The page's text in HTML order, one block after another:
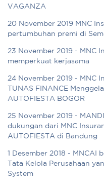
VAGANZA
20 November 2019 MNC
pertumbuhan premi di
23 November 2019 - MNC
memperkuat kerjasama
24 November 2019 - MNC
TUNAS FINANCE
AUTOFIESTA BOGOR
25 November 2019 -
dukungan dari MNC
AUTOFIESTA di Bandung
1 Desember 2018 - MNCAI
Tata Kelola Perusahaan
System